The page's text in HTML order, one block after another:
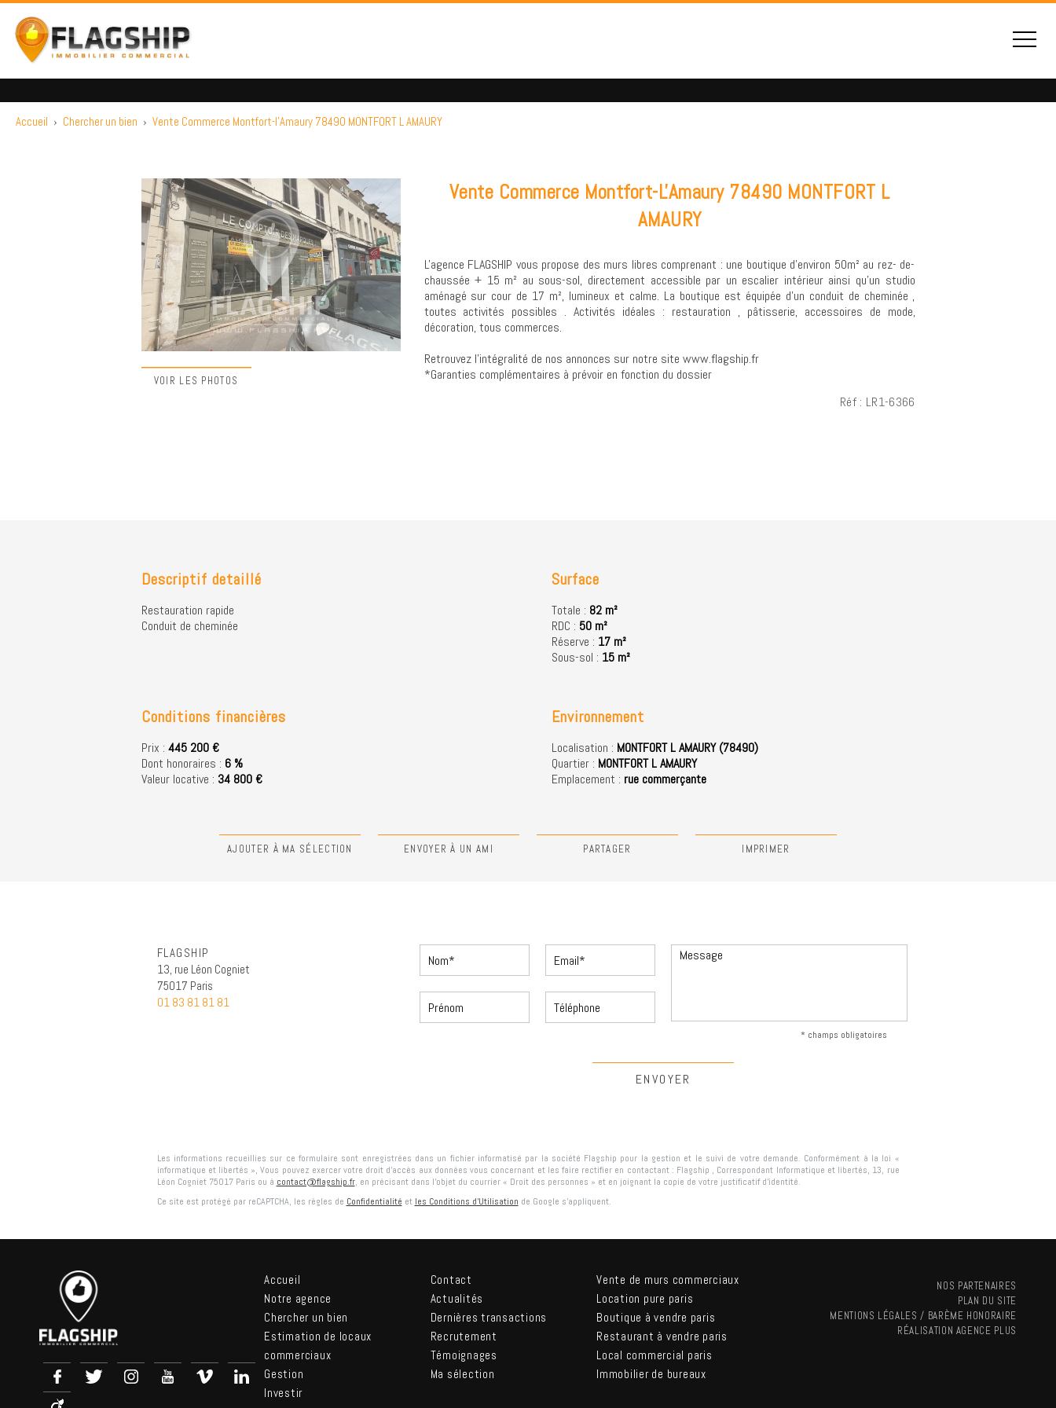
Accueil › Chercher un bien › Vente Commerce Montfort-l'Amaury 78490 MONTFORT L AMAURY
VOIR LES PHOTOS
Vente Commerce Montfort-L'Amaury 78490 MONTFORT L
AMAURY
L'agence FLAGSHIP vous propose des murs libres comprenant : une boutique d'environ 50m² au rez- de-
chaussée + 15 m² au sous-sol, directement accessible par un escalier intérieur ainsi qu'un studio
aménagé sur cour de 17 m², lumineux et calme. La boutique est équipée d'un conduit de cheminée ,
toutes activités possibles . Activités idéales : restauration , pâtisserie, accessoires de mode,
décoration, tous commerces.
Retrouvez l’intégralité de nos annonces sur notre site www.flagship.fr
*Garanties complémentaires à prévoir en fonction du dossier
Réf : LR1-6366
Descriptif detaillé
Restauration rapide
Conduit de cheminée
Surface
Totale : 82 m²
RDC : 50 m²
Réserve : 17 m²
Sous-sol : 15 m²
Conditions financières
Prix : 445 200 €
Dont honoraires : 6 %
Valeur locative : 34 800 €
Environnement
Localisation : MONTFORT L AMAURY (78490)
Quartier : MONTFORT L AMAURY
Emplacement : rue commerçante
AJOUTER À MA SÉLECTION ENVOYER À UN AMI PARTAGER IMPRIMER
FLAGSHIP
13, rue Léon Cogniet
75017 Paris
01 83 81 81 81
* champs obligatoires
Les informations recueillies sur ce formulaire sont enregistrées dans un fichier informatisé par la société Flagship pour la gestion et le suivi de votre demande. Conformément à la loi «
informatique et libertés », Vous pouvez exercer votre droit d'accès aux données vous concernant et les faire rectifier en contactant : Flagship , Correspondant Informatique et libertés, 13, rue
Léon Cogniet 75017 Paris ou à contact@flagship.fr, en précisant dans l’objet du courrier « Droit des personnes » et en joignant la copie de votre justificatif d’identité.
Ce site est protégé par reCAPTCHA, les règles de Confidentialité et les Conditions d'Utilisation de Google s'appliquent.
Accueil
Notre agence
Chercher un bien
Estimation de locaux
commerciaux
Gestion
Investir
Contact
Actualités
Dernières transactions
Recrutement
Témoignages
Ma sélection
Vente de murs commerciaux
Location pure paris
Boutique à vendre paris
Restaurant à vendre paris
Local commercial paris
Immobilier de bureaux
NOS PARTENAIRES
PLAN DU SITE
MENTIONS LÉGALES / BARÈME HONORAIRE
RÉALISATION AGENCE PLUS